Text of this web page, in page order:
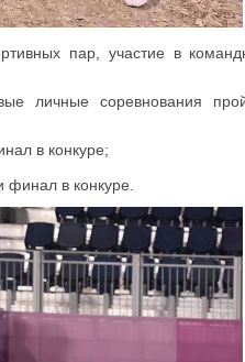
пар, участие в
личные соревнования
в конкуре;
финал в конкуре.